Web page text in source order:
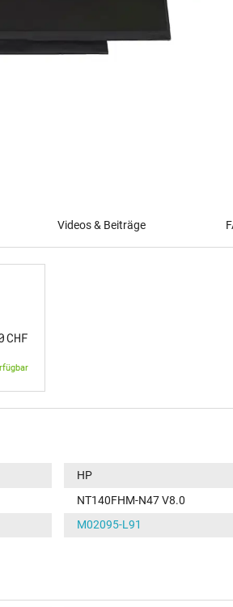
Videos & Beiträge
CHF
HP
NT140FHM-N47 V8.0
M02095-L91